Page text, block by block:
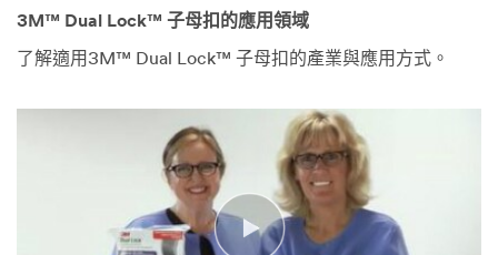
3M™ Dual Lock™ 子母扣的應用領域
了解適用3M™ Dual Lock™ 子母扣的產業與應用方式。